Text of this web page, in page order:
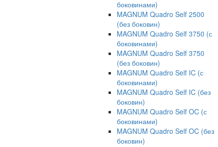
боковинами)
MAGNUM Quadro Self 2500
(без боковин)
MAGNUM Quadro Self 3750 (с
боковинами)
MAGNUM Quadro Self 3750
(без боковин)
MAGNUM Quadro Self IC (с
боковинами)
MAGNUM Quadro Self IC (без
боковин)
MAGNUM Quadro Self OC (с
боковинами)
MAGNUM Quadro Self OC (без
боковин)